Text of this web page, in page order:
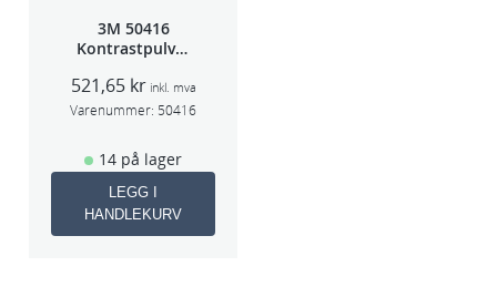
3M 50416
Kontrastpulver
521,65 kr inkl. mva
Varenummer: 50416
14 på lager
LEGG I
HANDLEKURV